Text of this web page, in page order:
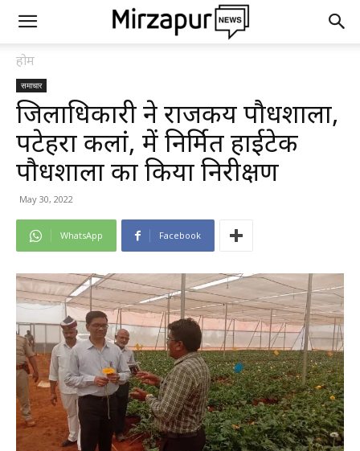
होम
समाचार
जिलाधिकारी ने राजकीय पौधशाला,
पटेहरा कलां, में निर्मित हाईटेक
पौधशाला का किया निरीक्षण
May 30, 2022
WhatsApp Facebook